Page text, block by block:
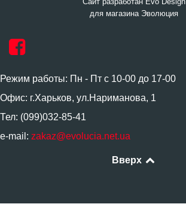
для магазина Эволюция
Режим работы: Пн - Пт с 10-00 до 17-00
Офис: г.Харьков, ул.Нариманова, 1
Тел: (099)032-85-41
e-mail: zakaz@evolucia.net.ua
Вверх